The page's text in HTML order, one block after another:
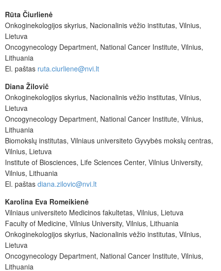
Rūta Čiurlienė
Onkoginekologijos skyrius, Nacionalinis vėžio institutas, Vilnius,
Lietuva
Oncogynecology Department, National Cancer Institute, Vilnius,
Lithuania
El. paštas ruta.ciurliene@nvi.lt
Diana Žilovič
Onkoginekologijos skyrius, Nacionalinis vėžio institutas, Vilnius,
Lietuva
Oncogynecology Department, National Cancer Institute, Vilnius,
Lithuania
Biomokslų institutas, Vilniaus universiteto Gyvybės mokslų centras,
Vilnius, Lietuva
Institute of Biosciences, Life Sciences Center, Vilnius University,
Vilnius, Lithuania
El. paštas diana.zilovic@nvi.lt
Karolina Eva Romeikienė
Vilniaus universiteto Medicinos fakultetas, Vilnius, Lietuva
Faculty of Medicine, Vilnius University, Vilnius, Lithuania
Onkoginekologijos skyrius, Nacionalinis vėžio institutas, Vilnius,
Lietuva
Oncogynecology Department, National Cancer Institute, Vilnius,
Lithuania